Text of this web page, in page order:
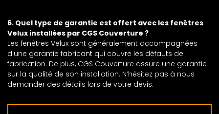
6. Quel type de garantie est offert avec les fenêtres
Velux installées par CGS Couverture ?
Les fenêtres Velux sont généralement accompagnées
d'une garantie fabricant qui couvre les défauts de
fabrication. De plus, CGS Couverture assure une garantie
sur la qualité de son installation. N’hésitez pas à nous
demander des détails lors de votre devis.